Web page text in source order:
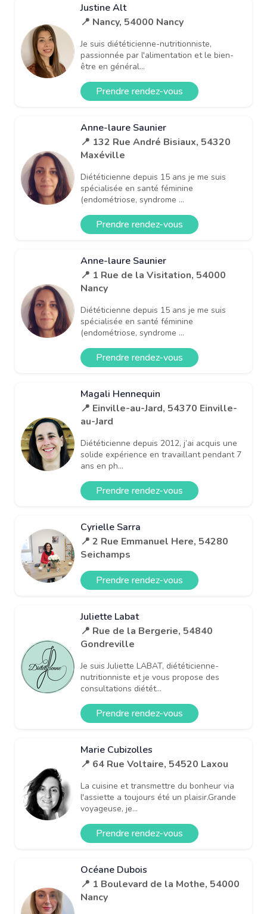
Justine Alt
📍 Nancy, 54000 Nancy
Je suis diététicienne-nutritionniste,
passionnée par l'alimentation et le bien-
être en général...
Prendre rendez-vous
Anne-laure Saunier
📍 132 Rue André Bisiaux, 54320
Maxéville
Diététicienne depuis 15 ans je me suis
spécialisée en santé féminine
(endométriose, syndrome ...
Prendre rendez-vous
Anne-laure Saunier
📍 1 Rue de la Visitation, 54000
Nancy
Diététicienne depuis 15 ans je me suis
spécialisée en santé féminine
(endométriose, syndrome ...
Prendre rendez-vous
Magali Hennequin
📍 Einville-au-Jard, 54370 Einville-
au-Jard
Diététicienne depuis 2012, j’ai acquis une
solide expérience en travaillant pendant 7
ans en ph...
Prendre rendez-vous
Cyrielle Sarra
📍 2 Rue Emmanuel Here, 54280
Seichamps
Prendre rendez-vous
Juliette Labat
📍 Rue de la Bergerie, 54840
Gondreville
Je suis Juliette LABAT, diététicienne-
nutritionniste et je vous propose des
consultations diétét...
Prendre rendez-vous
Marie Cubizolles
📍 64 Rue Voltaire, 54520 Laxou
La cuisine et transmettre du bonheur via
l'assiette a toujours été un plaisir.Grande
voyageuse, je...
Prendre rendez-vous
Océane Dubois
📍 1 Boulevard de la Mothe, 54000
Nancy